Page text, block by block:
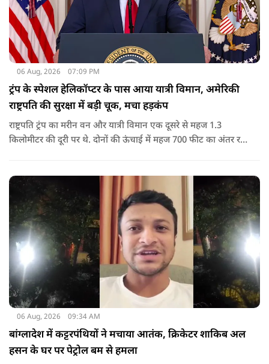
06 Aug, 2026 07:09 PM
ट्रंप के स्पेशल हेलिकॉप्टर के पास आया यात्री विमान, अमेरिकी
राष्ट्रपति की सुरक्षा में बड़ी चूक, मचा हड़कंप
राष्ट्रपति ट्रंप का मरीन वन और यात्री विमान एक दूसरे से महज 1.3
किलोमीटर की दूरी पर थे. दोनों की ऊंचाई में महज 700 फीट का अंतर रह
06 Aug, 2026 09:34 AM
बांग्लादेश में कट्टरपंथियों ने मचाया आतंक, क्रिकेटर शाकिब अल
हसन के घर पर पेट्रोल बम से हमला